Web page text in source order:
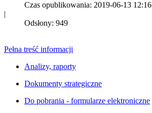
Czas opublikowania: 2019-06-13 12:16
|
Odsłony: 949
Pełna treść informacji
Analizy, raporty
Dokumenty strategiczne
Do pobrania - formularze elektroniczne